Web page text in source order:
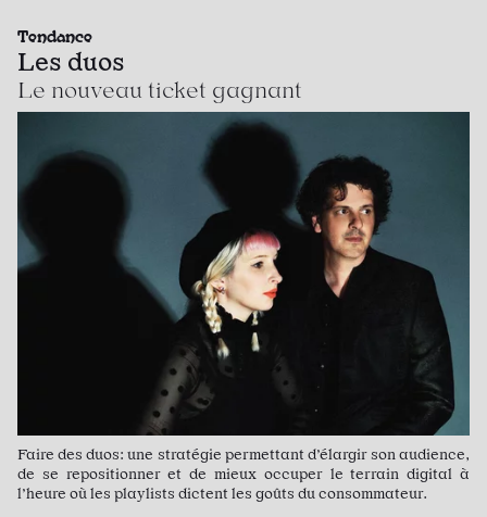
Tendance
Les duos
Le nouveau ticket gagnant
Faire des duos: une stratégie permettant d’élargir son audience,
de se repositionner et de mieux occuper le terrain digital à
l’heure où les playlists dictent les goûts du consommateur.